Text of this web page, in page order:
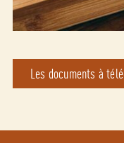
Les documents à